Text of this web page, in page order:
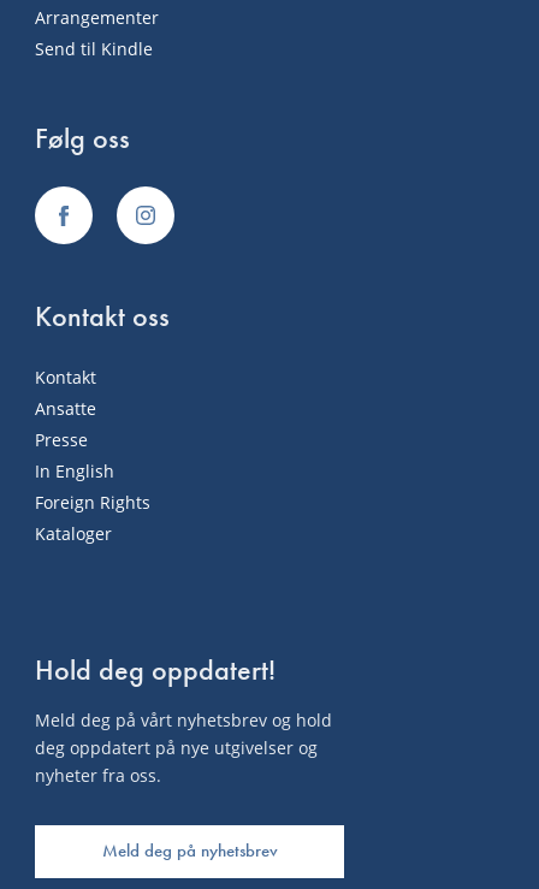
Arrangementer
Send til Kindle
Følg oss
Kontakt oss
Kontakt
Ansatte
Presse
In English
Foreign Rights
Kataloger
Hold deg oppdatert!
Meld deg på vårt nyhetsbrev og hold
deg oppdatert på nye utgivelser og
nyheter fra oss.
Meld deg på nyhetsbrev